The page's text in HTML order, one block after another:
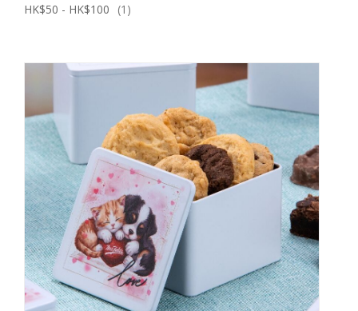
HK$50 - HK$100 (1)